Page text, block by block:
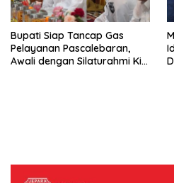
Bupati Siap Tancap Gas
Pelayanan Pascalebaran,
Awali dengan Silaturahmi Kiai